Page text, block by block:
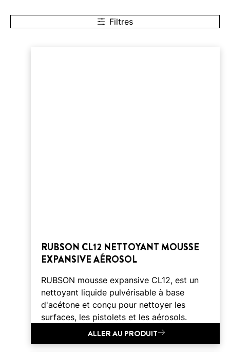
Filtres
RUBSON CL12 NETTOYANT MOUSSE
EXPANSIVE AÉROSOL
RUBSON mousse expansive CL12, est un
nettoyant liquide pulvérisable à base
d'acétone et conçu pour nettoyer les
surfaces, les pistolets et les aérosols.
ALLER AU PRODUIT